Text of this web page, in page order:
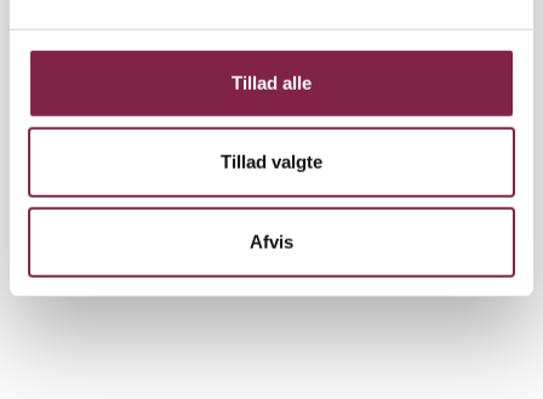
Tillad alle
Tillad valgte
Afvis